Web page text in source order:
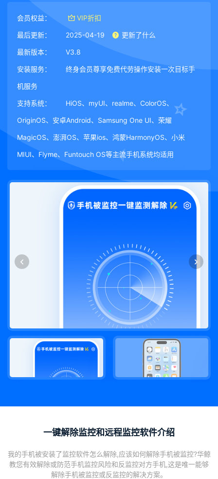
会员权益： VIP折扣
最后更新： 2025-04-19 更新了什么
最新版本： V3.8
安装服务： 终身会员尊享免费代劳操作安装一次目标手
机服务
支持系统： HiOS、myUI、realme、ColorOS、
OriginOS、安卓Android、Samsung One UI、荣耀
MagicOS、澎湃OS、苹果ios、鸿蒙HarmonyOS、小米
MIUI、Flyme、Funtouch OS等主流手机系统均适用
一键解除监控和远程监控软件介绍
我的手机被安装了监控软件怎么解除,应该如何解除手机被监控?华鲸
教您有效解除或防范手机监控风险和反监控对方手机,这是唯一能够
解除手机被监控或反监控的解决方案。